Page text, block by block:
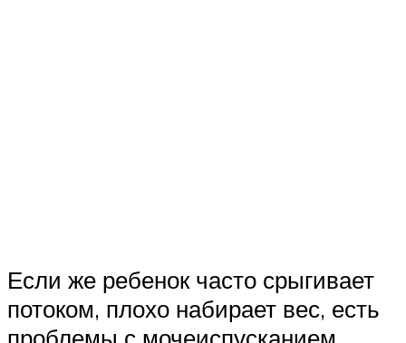
Если же ребенок часто срыгивает
потоком, плохо набирает вес, есть